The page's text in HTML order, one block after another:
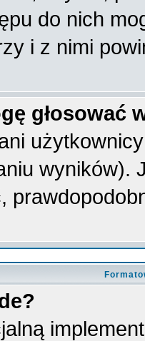
do nich
i z nimi
głosować
wyników).